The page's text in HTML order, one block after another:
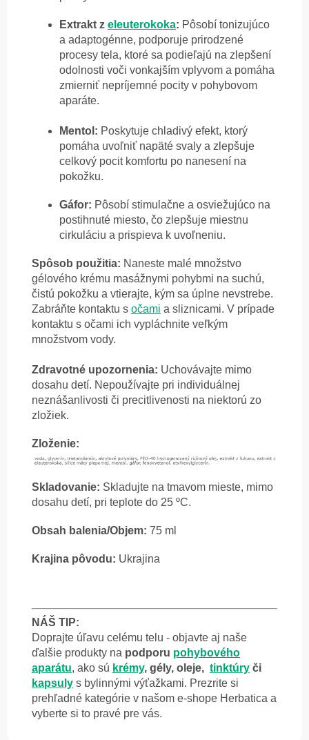
Extrakt z eleuterokoka: Pôsobí tonizujúco
a adaptogénne, podporuje prirodzené
procesy tela, ktoré sa podieľajú na zlepšení
odolnosti voči vonkajším vplyvom a pomáha
zmierniť nepríjemné pocity v pohybovom
aparáte.
Mentol: Poskytuje chladivý efekt, ktorý
pomáha uvoľniť napäté svaly a zlepšuje
celkový pocit komfortu po nanesení na
pokožku.
Gáfor: Pôsobí stimulačne a osviežujúco na
postihnuté miesto, čo zlepšuje miestnu
cirkuláciu a prispieva k uvoľneniu.
Spôsob použitia: Naneste malé množstvo
gélového krému masážnymi pohybmi na suchú,
čistú pokožku a vtierajte, kým sa úplne nevstrebe.
Zabráňte kontaktu s očami a sliznicami. V prípade
kontaktu s očami ich vypláchnite veľkým
množstvom vody.
Zdravotné upozornenia: Uchovávajte mimo
dosahu detí. Nepoužívajte pri individuálnej
neznášanlivosti či precitlivenosti na niektorú zo
zložiek.
Zloženie:
Skladovanie: Skladujte na tmavom mieste, mimo
dosahu detí, pri teplote do 25 ºC.
Obsah balenia/Objem: 75 ml
Krajina pôvodu: Ukrajina
NÁŠ TIP:
Doprajte úľavu celému telu - objavte aj naše
ďalšie produkty na podporu pohybového
aparátu, ako sú krémy, gély, oleje, tinktúry či
kapsuly s bylinnými výťažkami. Prezrite si
prehľadné kategórie v našom e-shope Herbatica a
vyberte si to pravé pre vás.